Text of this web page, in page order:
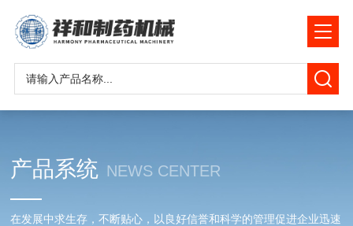
产品系统 NEWS CENTER
在发展中求生存，不断贴心，以良好信誉和科学的管理促进企业迅速